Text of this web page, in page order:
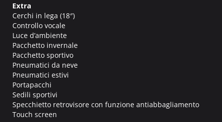
Extra
Cerchi in lega (18″)
Controllo vocale
Luce d’ambiente
Pacchetto invernale
Pacchetto sportivo
Pneumatici da neve
Pneumatici estivi
Portapacchi
Sedili sportivi
Specchietto retrovisore con funzione antiabbagliamento
Touch screen